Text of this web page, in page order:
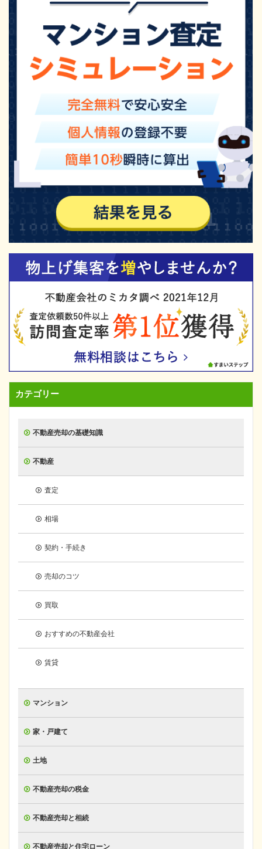
カテゴリー
不動産売却の基礎知識
不動産
査定
相場
契約・手続き
売却のコツ
買取
おすすめの不動産会社
賃貸
マンション
家・戸建て
土地
不動産売却の税金
不動産売却と相続
不動産売却と住宅ローン